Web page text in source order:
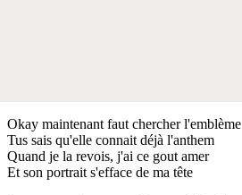
Okay maintenant faut chercher l'emblème
Tus sais qu'elle connait déjà l'anthem
Quand je la revois, j'ai ce gout amer
Et son portrait s'efface de ma tête